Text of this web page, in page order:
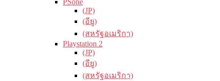
PSone
(JP)
(อียู)
(สหรัฐอเมริกา)
Playstation 2
(JP)
(อียู)
(สหรัฐอเมริกา)